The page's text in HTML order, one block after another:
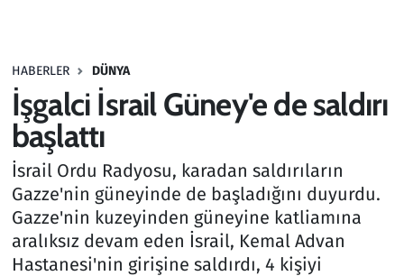
HABERLER DÜNYA
İşgalci İsrail Güney'e de saldırı
başlattı
İsrail Ordu Radyosu, karadan saldırıların
Gazze'nin güneyinde de başladığını duyurdu.
Gazze'nin kuzeyinden güneyine katliamına
aralıksız devam eden İsrail, Kemal Advan
Hastanesi'nin girişine saldırdı, 4 kişiyi
Haber
Kültür Sanat
Kurumsal Haberler
Lezzet Durağı
Memur ve Kamu